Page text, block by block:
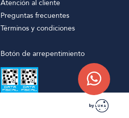
Atención al cliente
Preguntas frecuentes
Términos y condiciones
Botón de arrepentimiento